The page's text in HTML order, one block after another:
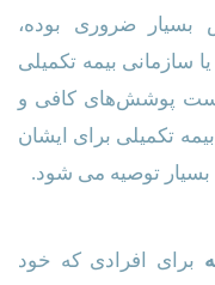
ضروری بوده،
بیمه تکمیلی
است پوشش‌های کافی و
تکمیلی برای ایشان
بسیار توصیه می شود.
برای افرادی که خود